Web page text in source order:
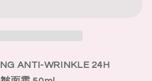
ANTI-WRINKLE 24H